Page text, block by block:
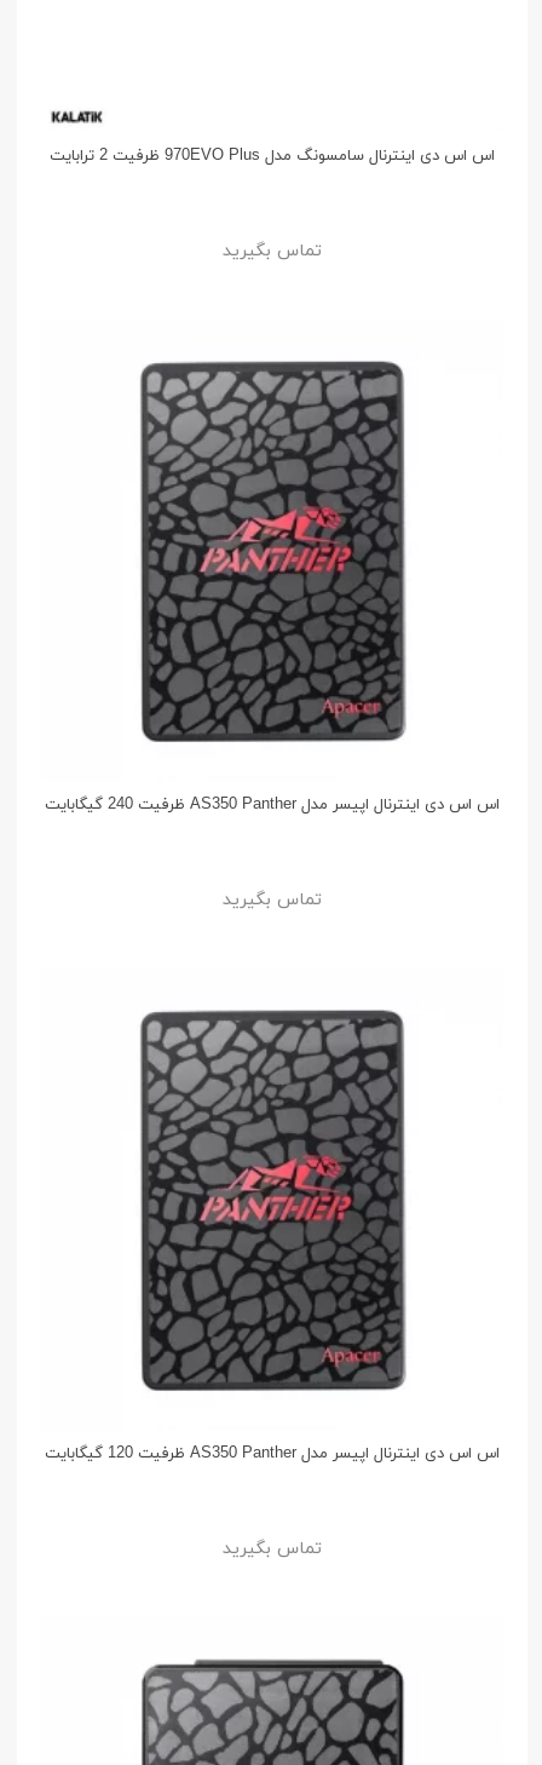
اس اس دی اینترنال سامسونگ مدل 970EVO Plus ظرفیت 2 ترابایت
تماس بگیرید
اس اس دی اینترنال اپیسر مدل AS350 Panther ظرفیت 240 گیگابایت
تماس بگیرید
اس اس دی اینترنال اپیسر مدل AS350 Panther ظرفیت 120 گیگابایت
تماس بگیرید